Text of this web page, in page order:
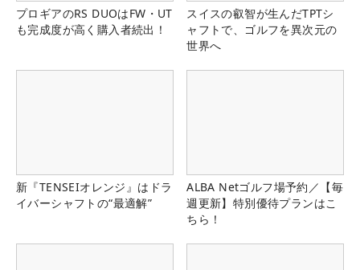
プロギアのRS DUOはFW・UT
も完成度が高く購入者続出！
スイスの叡智が生んだTPTシ
ャフトで、ゴルフを異次元の
世界へ
新『TENSEIオレンジ』はドラ
イバーシャフトの“最適解”
ALBA Netゴルフ場予約／【毎
週更新】特別優待プランはこ
ちら！